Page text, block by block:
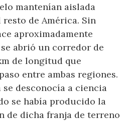
mantenían aislada
de América. Sin
aproximadamente
se abrió un corredor de
de longitud que
entre ambas regiones.
se desconocía a ciencia
se había producido la
de dicha franja de terreno